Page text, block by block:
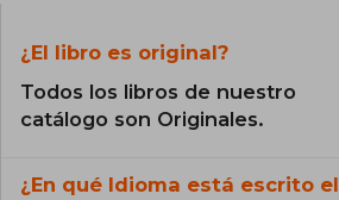
¿El libro es original?
Todos los libros de nuestro
catálogo son Originales.
¿En qué Idioma está escrito el